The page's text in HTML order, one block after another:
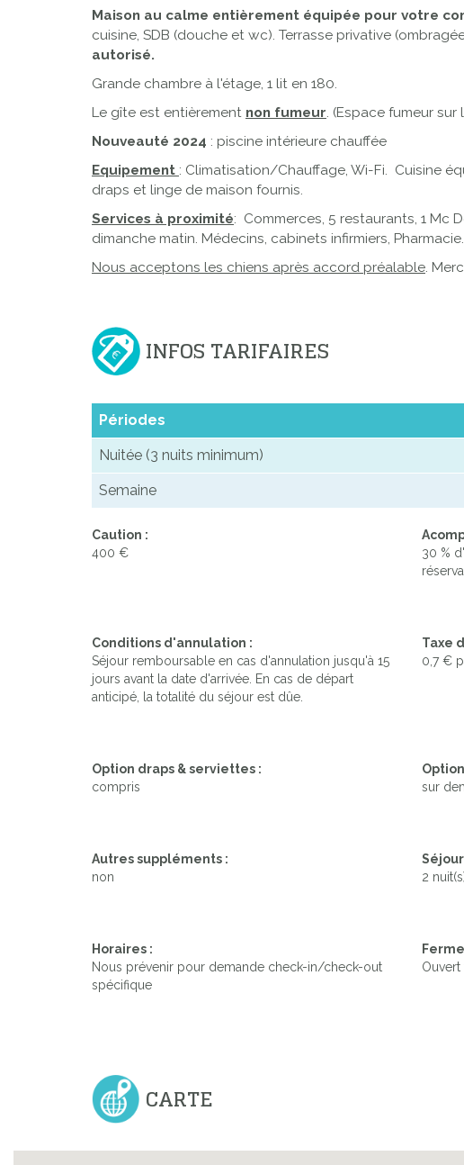
Maison au calme entièrement équipée pour votre
cuisine, SDB (douche et wc). Terrasse privative
autorisé.
Grande chambre à l'étage, 1 lit en 180.
Le gîte est entièrement non fumeur. (Espace fumeur
Nouveauté 2024 : piscine intérieure chauffée
Equipement : Climatisation/Chauffage, Wi-Fi. Cuisine
draps et linge de maison fournis.
Services à proximité: Commerces, 5 restaurants, 1 Mc
dimanche matin. Médecins, cabinets infirmiers,
Nous acceptons les chiens après accord préalable.
INFOS TARIFAIRES
Périodes
Nuitée (3 nuits minimum)
Semaine
Caution :
400 €
30 %
Conditions d'annulation :
Séjour remboursable en cas d'annulation jusqu'à 15
jours avant la date d'arrivée. En cas de départ
anticipé, la totalité du séjour est dûe.
Taxe
0,7 €
Option draps & serviettes :
compris
sur
Autres suppléments :
non
2
Horaires :
Nous prévenir pour demande check-in/check-out
spécifique
CARTE